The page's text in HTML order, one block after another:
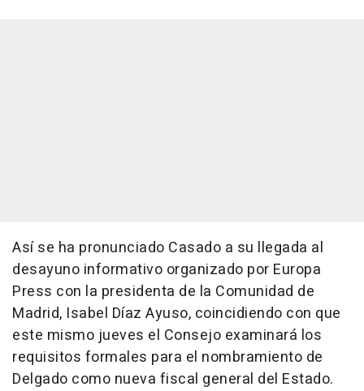
Así se ha pronunciado Casado a su llegada al
desayuno informativo organizado por Europa
Press con la presidenta de la Comunidad de
Madrid, Isabel Díaz Ayuso, coincidiendo con que
este mismo jueves el Consejo examinará los
requisitos formales para el nombramiento de
Delgado como nueva fiscal general del Estado.